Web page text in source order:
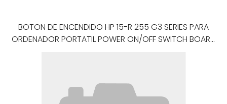
BOTON DE ENCENDIDO HP 15-R 255 G3 SERIES PARA
ORDENADOR PORTATIL POWER ON/OFF SWITCH BOARD